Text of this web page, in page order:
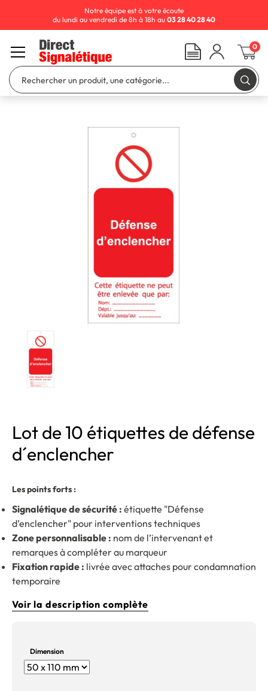
Lot de 10 étiquettes de défense
d´enclencher
Les points forts :
Signalétique de sécurité : étiquette "Défense
d’enclencher" pour interventions techniques
Zone personnalisable : nom de l’intervenant et
remarques à compléter au marqueur
Fixation rapide : livrée avec attaches pour condamnation
temporaire
Voir la description complète
Dimension
Notre équipe est à votre écoute
du lundi au vendredi de 8h à 18h au 03 28 40 28 40
0